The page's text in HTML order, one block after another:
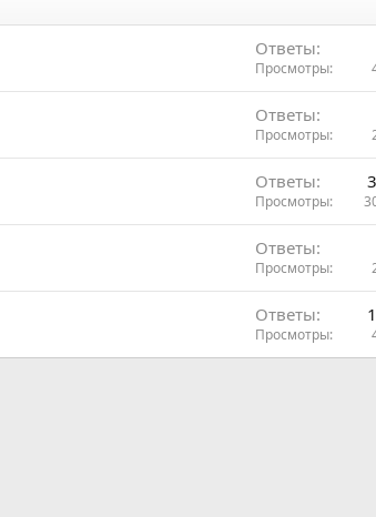
Ответы
Просмотры
Ответы
Просмотры
Ответы
Просмотры
Ответы
Просмотры
Ответы
Просмотры